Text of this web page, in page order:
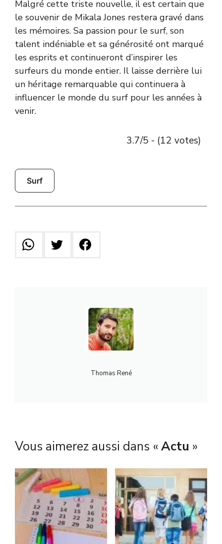
Malgré cette triste nouvelle, il est certain que
le souvenir de Mikala Jones restera gravé dans
les mémoires. Sa passion pour le surf, son
talent indéniable et sa générosité ont marqué
les esprits et continueront d’inspirer les
surfeurs du monde entier. Il laisse derrière lui
un héritage remarquable qui continuera à
influencer le monde du surf pour les années à
venir.
3.7/5 - (12 votes)
Surf
Thomas René
Vous aimerez aussi dans « Actu »